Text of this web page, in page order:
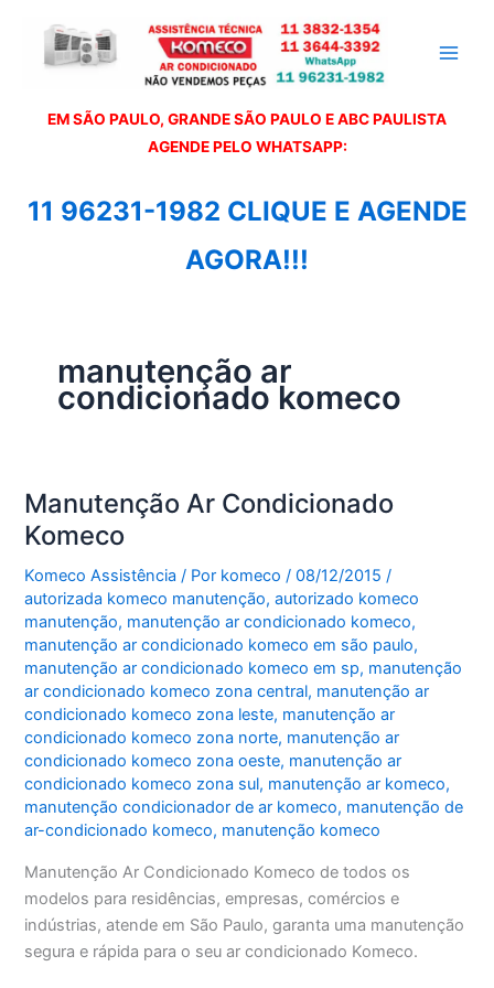
EM SÃO PAULO, GRANDE SÃO PAULO E ABC PAULISTA
AGENDE PELO WHATSAPP:
11 96231-1982 CLIQUE E AGENDE
AGORA!!!
manutenção ar
condicionado komeco
Manutenção Ar Condicionado
Komeco
Komeco Assistência / Por komeco/08/12/2015 /
autorizada komeco manutenção,autorizado komeco
manutenção, manutenção ar condicionado komeco,
manutenção ar condicionado komeco em são paulo,
manutenção ar condicionado komeco em sp, manutenção
ar condicionado komeco zona central, manutenção ar
condicionado komeco zona leste, manutenção ar
condicionado komeco zona norte, manutenção ar
condicionado komeco zona oeste, manutenção ar
condicionado komeco zona sul, manutenção ar komeco,
manutenção condicionador de ar komeco, manutenção de
ar-condicionado komeco, manutenção komeco
Manutenção Ar Condicionado Komeco de todos os
modelos para residências, empresas, comércios e
indústrias, atende em São Paulo, garanta uma manutenção
segura e rápida para o seu ar condicionado Komeco.